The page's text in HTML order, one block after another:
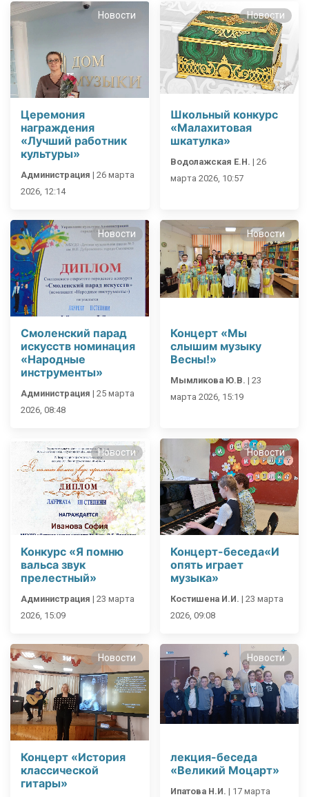
Новости
Церемония
награждения
«Лучший работник
культуры»
Администрация | 26 марта
2026, 12:14
Новости
Школьный конкурс
«Малахитовая
шкатулка»
Водолажская Е.Н. | 26
марта 2026, 10:57
Новости
Смоленский парад
искусств номинация
«Народные
инструменты»
Администрация | 25 марта
2026, 08:48
Новости
Концерт «Мы
слышим музыку
Весны!»
Мымликова Ю.В. | 23
марта 2026, 15:19
Новости
Конкурс «Я помню
вальса звук
прелестный»
Администрация | 23 марта
2026, 15:09
Новости
Концерт-беседа«И
опять играет
музыка»
Костишена И.И. | 23 марта
2026, 09:08
Новости
Концерт «История
классической
гитары»
Новости
лекция-беседа
«Великий Моцарт»
Ипатова Н.И. | 17 марта